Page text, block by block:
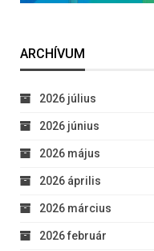
ARCHÍVUM
2026 július
2026 június
2026 május
2026 április
2026 március
2026 február